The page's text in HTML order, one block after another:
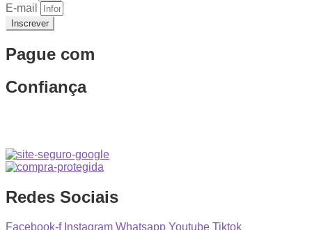
E-mail
Inscrever
Pague com
Confiança
Redes Sociais
Facebook-f Instagram Whatsapp Youtube Tiktok